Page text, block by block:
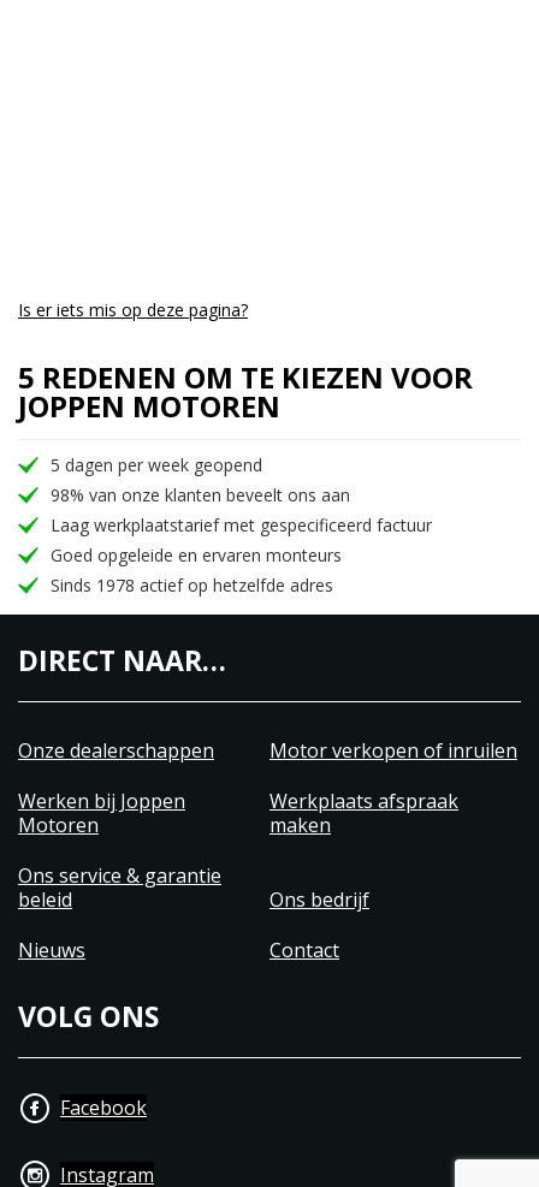
Is er iets mis op deze pagina?
5 REDENEN OM TE KIEZEN VOOR
JOPPEN MOTOREN
5 dagen per week geopend
98% van onze klanten beveelt ons aan
Laag werkplaatstarief met gespecificeerd factuur
Goed opgeleide en ervaren monteurs
Sinds 1978 actief op hetzelfde adres
DIRECT NAAR…
Onze dealerschappen
Motor verkopen of inruilen
Werken bij Joppen
Motoren
Werkplaats afspraak
maken
Ons service & garantie
beleid
Ons bedrijf
Nieuws
Contact
VOLG ONS
Facebook
Instagram